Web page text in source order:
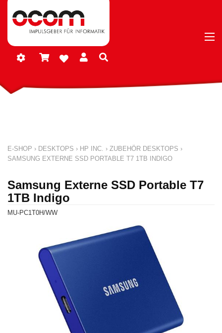
E-SHOP › DESKTOPS › HP INC. › ZUBEHÖR DESKTOPS ›
SAMSUNG EXTERNE SSD PORTABLE T7 1TB INDIGO
Samsung Externe SSD Portable T7
1TB Indigo
MU-PC1T0H/WW